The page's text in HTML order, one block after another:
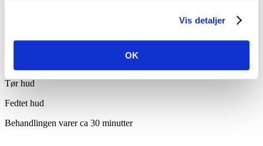
Vis detaljer
OK
Linjer og rynker
Tør hud
Fedtet hud
Behandlingen varer ca 30 minutter